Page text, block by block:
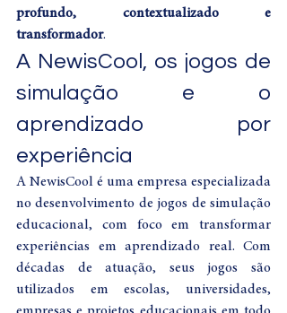
profundo, contextualizado e
transformador.
A NewisCool, os jogos de
simulação e o
aprendizado por
experiência
A NewisCool é uma empresa especializada
no desenvolvimento de jogos de simulação
educacional, com foco em transformar
experiências em aprendizado real. Com
décadas de atuação, seus jogos são
utilizados em escolas, universidades,